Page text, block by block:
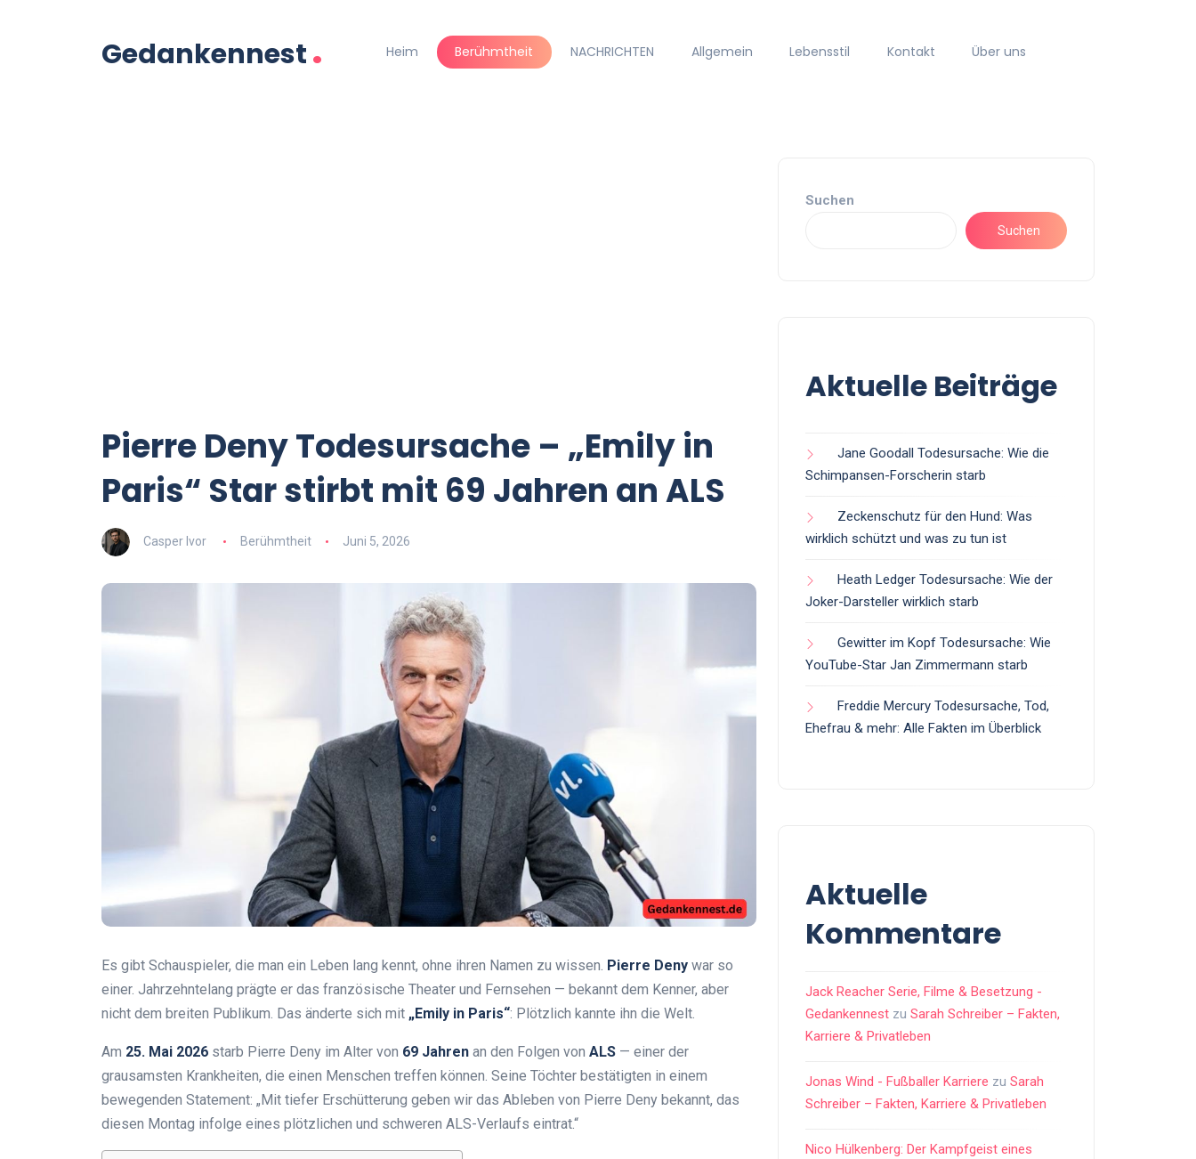
Gedankennest. Heim Berühmtheit NACHRICHTEN Allgemein Lebensstil Kontakt Über uns
Pierre Deny Todesursache – „Emily in
Paris“ Star stirbt mit 69 Jahren an ALS
Casper Ivor Berühmtheit Juni 5, 2026
Es gibt Schauspieler, die man ein Leben lang kennt, ohne ihren Namen zu wissen. Pierre Deny war so
einer. Jahrzehntelang prägte er das französische Theater und Fernsehen — bekannt dem Kenner, aber
nicht dem breiten Publikum. Das änderte sich mit „Emily in Paris“: Plötzlich kannte ihn die Welt.
Am 25. Mai 2026 starb Pierre Deny im Alter von 69 Jahren an den Folgen von ALS — einer der
grausamsten Krankheiten, die einen Menschen treffen können. Seine Töchter bestätigten in einem
bewegenden Statement: „Mit tiefer Erschütterung geben wir das Ableben von Pierre Deny bekannt, das
diesen Montag infolge eines plötzlichen und schweren ALS-Verlaufs eintrat.“
Suchen
Suchen
Aktuelle Beiträge
Jane Goodall Todesursache: Wie die
Schimpansen-Forscherin starb
Zeckenschutz für den Hund: Was
wirklich schützt und was zu tun ist
Heath Ledger Todesursache: Wie der
Joker-Darsteller wirklich starb
Gewitter im Kopf Todesursache: Wie
YouTube-Star Jan Zimmermann starb
Freddie Mercury Todesursache, Tod,
Ehefrau & mehr: Alle Fakten im Überblick
Aktuelle
Kommentare
Jack Reacher Serie, Filme & Besetzung -
Gedankennest zu Sarah Schreiber – Fakten,
Karriere & Privatleben
Jonas Wind - Fußballer Karriere zu Sarah
Schreiber – Fakten, Karriere & Privatleben
Nico Hülkenberg: Der Kampfgeist eines